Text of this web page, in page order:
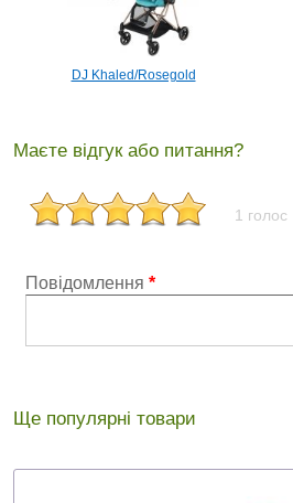
DJ Khaled/Rosegold
Маєте відгук або питання?
1 голос
Повідомлення *
Ще популярні товари